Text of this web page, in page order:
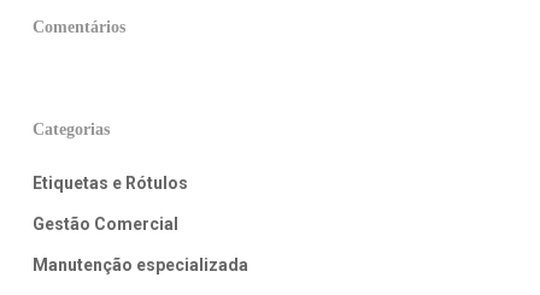
Comentários
Categorias
Etiquetas e Rótulos
Gestão Comercial
Manutenção especializada